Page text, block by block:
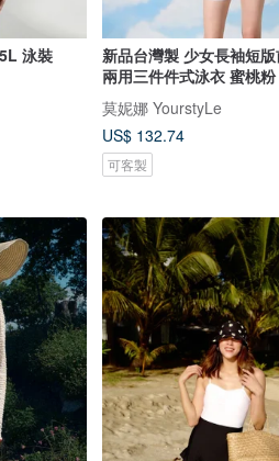
泳裝
新品台灣製 少女長袖短
兩用三件件式泳衣 蜜桃粉
莫妮娜 YourstyLe
US$ 132.74
可客製